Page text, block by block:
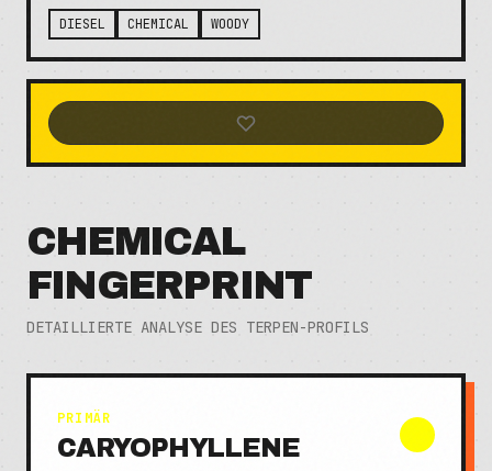
DIESEL CHEMICAL WOODY
CHEMICAL
FINGERPRINT
DETAILLIERTE ANALYSE DES TERPEN-PROFILS
PRIMÄR
CARYOPHYLLENE